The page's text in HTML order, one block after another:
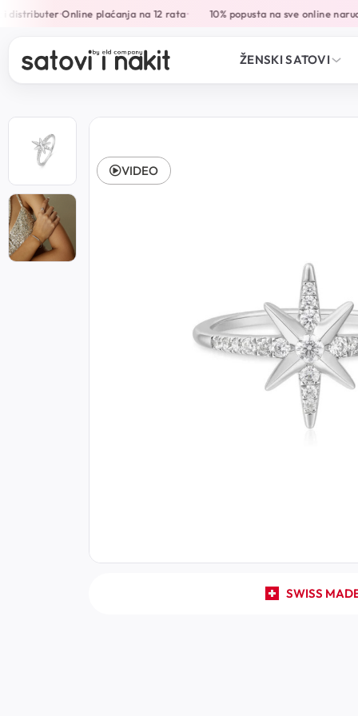
•Online plaćanja na 12 rata• 10% popusta na sve online
ŽENSKI SATOVI
SWISS
VIDEO